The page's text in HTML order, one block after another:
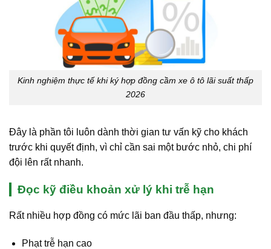
Kinh nghiệm thực tế khi ký hợp đồng cầm xe ô tô lãi suất thấp
2026
Đây là phần tôi luôn dành thời gian tư vấn kỹ cho khách
trước khi quyết định, vì chỉ cần sai một bước nhỏ, chi phí
đội lên rất nhanh.
Đọc kỹ điều khoản xử lý khi trễ hạn
Rất nhiều hợp đồng có mức lãi ban đầu thấp, nhưng:
Phạt trễ hạn cao